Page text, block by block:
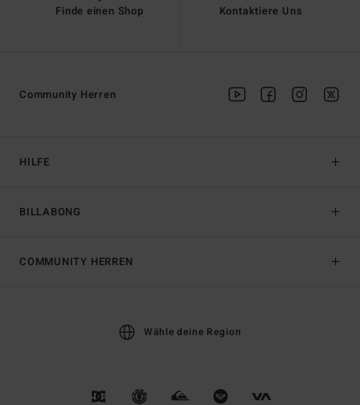
Finde einen Shop Kontaktiere Uns
HILFE
BILLABONG
Community Herren
COMMUNITY HERREN
Wähle deine Region